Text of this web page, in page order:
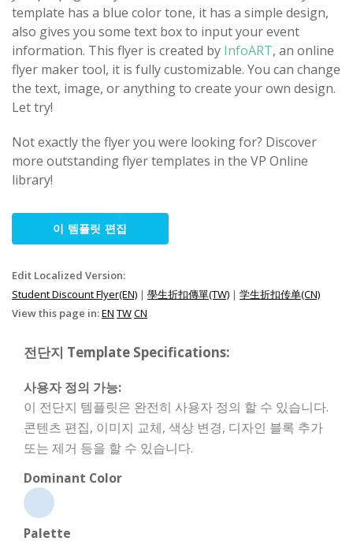
template has a blue color tone, it has a simple design,
also gives you some text box to input your event
information. This flyer is created by InfoART, an online
flyer maker tool, it is fully customizable. You can change
the text, image, or anything to create your own design.
Let try!
Not exactly the flyer you were looking for? Discover
more outstanding flyer templates in the VP Online
library!
이 템플릿 편집
Edit Localized Version:
Student Discount Flyer(EN) | 學生折扣傳單(TW) | 学生折扣传单(CN)
View this page in:EN TWCN
전단지 Template Specifications:
사용자 정의 가능:
이 전단지 템플릿은 완전히 사용자 정의 할 수 있습니다.
콘텐츠 편집, 이미지 교체, 색상 변경, 디자인 블록 추가
또는 제거 등을 할 수 있습니다.
Dominant Color
Palette